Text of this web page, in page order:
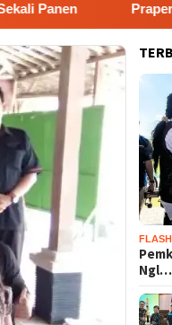
Praperadilan
Ngl…